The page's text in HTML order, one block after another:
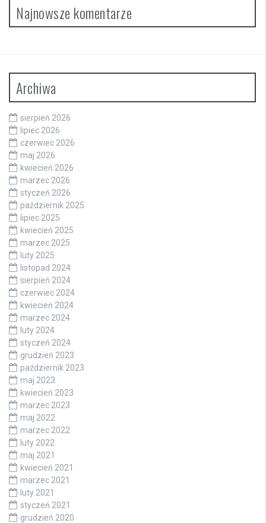
Najnowsze komentarze
Archiwa
sierpień 2026
lipiec 2026
czerwiec 2026
maj 2026
kwiecień 2026
marzec 2026
styczeń 2026
październik 2025
lipiec 2025
kwiecień 2025
marzec 2025
luty 2025
listopad 2024
sierpień 2024
czerwiec 2024
kwiecień 2024
marzec 2024
luty 2024
styczeń 2024
grudzień 2023
październik 2023
maj 2023
kwiecień 2023
marzec 2023
maj 2022
marzec 2022
luty 2022
maj 2021
kwiecień 2021
marzec 2021
luty 2021
styczeń 2021
grudzień 2020